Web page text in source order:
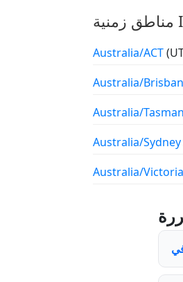
Australia/ACT
Australia/
Australia/
Australia/Sydney
Australia/Victoria